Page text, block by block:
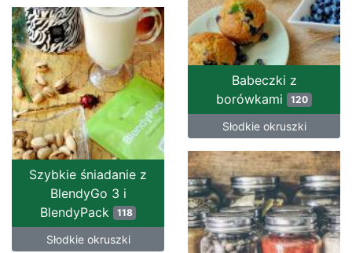
Babeczki z
borówkami 120
Słodkie okruszki
Szybkie śniadanie z
BlendyGo 3 i
BlendyPack
118
Słodkie okruszki